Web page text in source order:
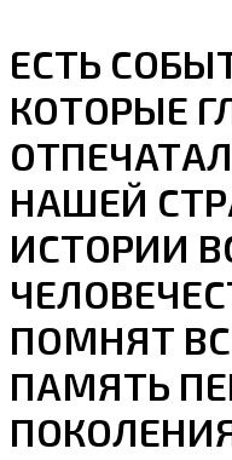
ЕСТЬ
КОТОРЫЕ
НАШЕЙ
ИСТОРИИ
ПОМНЯТ
ПАМЯТЬ